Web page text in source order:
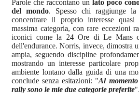
Parole che raccontano un lato poco
del mondo. Spesso chi raggiunge la
concentrare il proprio interesse quasi
massima categoria, con rare eccezioni
iconici come la 24 Ore di Le Mans
dell'endurance. Norris, invece, dimostra
ampia, seguendo discipline
mostrando un interesse particolare
ambiente lontano dalla guida di una
conclude senza esitazioni: "Al
rally sono le mie due categorie preferite".